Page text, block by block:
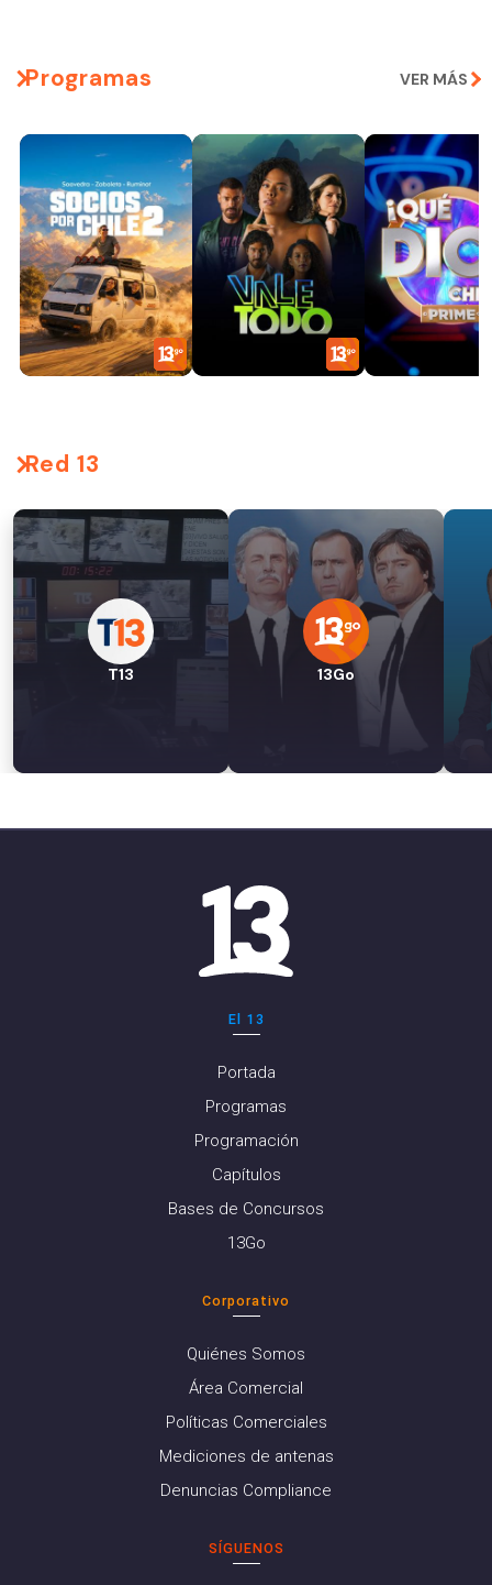
Programas VER MÁS
Red 13
T13 13Go
El 13
Portada
Programas
Programación
Capítulos
Bases de Concursos
13Go
Corporativo
Quiénes Somos
Área Comercial
Políticas Comerciales
Mediciones de antenas
Denuncias Compliance
SÍGUENOS